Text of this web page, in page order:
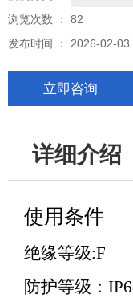
浏览次数 ： 82
发布时间 ： 2026-02-03
立即咨询
详细介绍
使用条件
绝缘等级:F
防护等级：